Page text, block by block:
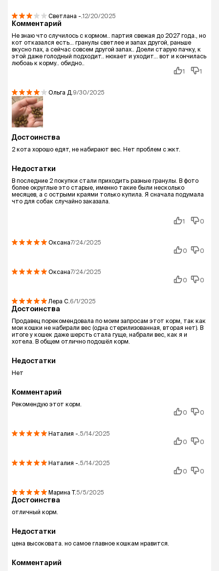
Светлана -.12/20/2025
Комментарий
Не знаю что случилось с кормом.. партия свежая до 2027 года., но
кот отказался есть... гранулы светлее и запах другой, раньше
вкусно пах, а сейчас совсем другой запах.. Доели старую пачку, к
этой даже голодный подходит.. нюхает и уходит... вот и кончилась
любоаь к корму.. обидно..
1
1
Ольга Д. 9/30/2025
Достоинства
2 кота хорошо едят, не набирают вес. Нет проблем с жкт.
Недостатки
В последние 2 покупки стали приходить разные гранулы. В фото
более округлые это старые, именно такие были несколько
месяцев, а с острыми краями только купила. Я сначала подумала
что для собак случайно заказала.
1 0
Оксана7/24/2025
0
0
Оксана7/24/2025
0
0
Лера С. 6/1/2025
Достоинства
Продавец порекомендовала по моим запросам этот корм, так как
мои кошки не набирали вес (одна стерилизованная, вторая нет). В
итоге у кошек даже шерсть стала гуще, набрали вес, как я и
хотела. В общем отлично подошёл корм.
Недостатки
Нет
Комментарий
Рекомендую этот корм.
0
0
Наталия -. 5/14/2025
0
0
Наталия -. 5/14/2025
0
0
Марина Т. 5/5/2025
Достоинства
отличный корм.
Недостатки
цена высоковата. но самое главное кошкам нравится.
Комментарий